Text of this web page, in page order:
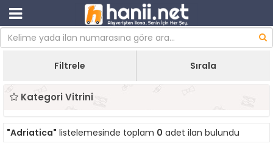
Filtrele Sırala
Kategori Vitrini
"Adriatica" listelemesinde toplam 0 adet ilan bulundu